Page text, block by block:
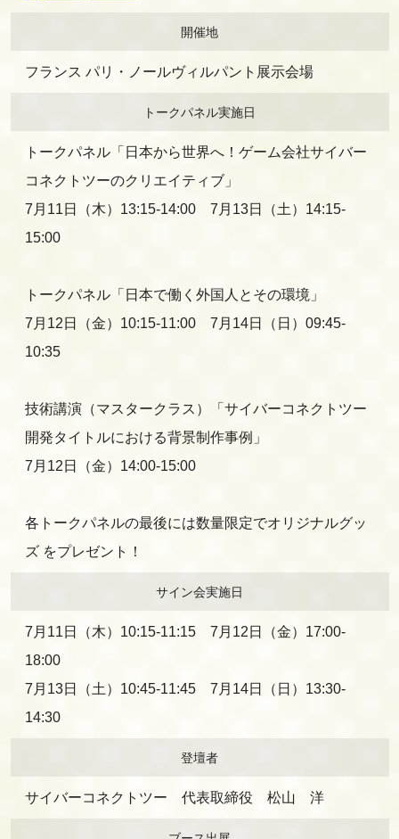
開催地
フランス パリ・ノールヴィルパント展示会場
トークパネル実施日
トークパネル「日本から世界へ！ゲーム会社サイバー
コネクトツーのクリエイティブ」
7月11日（木）13:15-14:00 7月13日（土）14:15-
15:00
トークパネル「日本で働く外国人とその環境」
7月12日（金）10:15-11:00 7月14日（日）09:45-
10:35
技術講演（マスタークラス）「サイバーコネクトツー
開発タイトルにおける背景制作事例」
7月12日（金）14:00-15:00
各トークパネルの最後には数量限定でオリジナルグッ
ズ をプレゼント！
サイン会実施日
7月11日（木）10:15-11:15 7月12日（金）17:00-
18:00
7月13日（土）10:45-11:45 7月14日（日）13:30-
14:30
登壇者
サイバーコネクトツー 代表取締役 松山 洋